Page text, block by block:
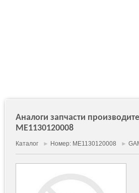
Аналоги запчасти
ME1130120008
Каталог ► Номер: ME1130120008 ►